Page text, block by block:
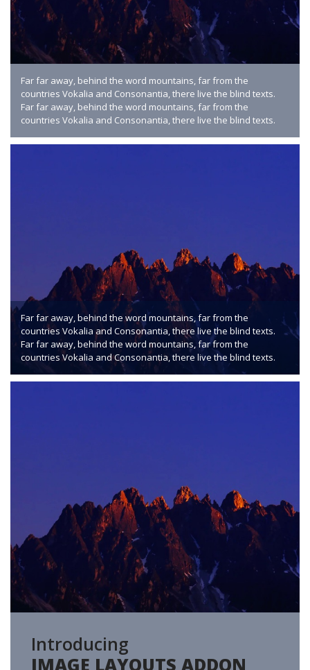
Far far away, behind the word mountains, far from the
countries Vokalia and Consonantia, there live the blind texts.
Far far away, behind the word mountains, far from the
countries Vokalia and Consonantia, there live the blind texts.
Far far away, behind the word mountains, far from the
countries Vokalia and Consonantia, there live the blind texts.
Far far away, behind the word mountains, far from the
countries Vokalia and Consonantia, there live the blind texts.
Introducing
IMAGE LAYOUTS ADDON